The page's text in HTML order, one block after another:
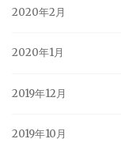
2020年2月
2020年1月
2019年12月
2019年10月